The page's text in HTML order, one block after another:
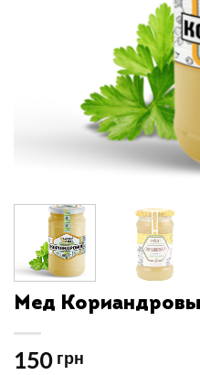
Мед
150 грн